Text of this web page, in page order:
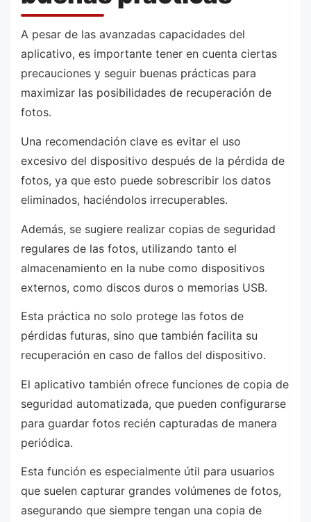
A pesar de las avanzadas capacidades del
aplicativo, es importante tener en cuenta ciertas
precauciones y seguir buenas prácticas para
maximizar las posibilidades de recuperación de
fotos.
Una recomendación clave es evitar el uso
excesivo del dispositivo después de la pérdida de
fotos, ya que esto puede sobrescribir los datos
eliminados, haciéndolos irrecuperables.
Además, se sugiere realizar copias de seguridad
regulares de las fotos, utilizando tanto el
almacenamiento en la nube como dispositivos
externos, como discos duros o memorias USB.
Esta práctica no solo protege las fotos de
pérdidas futuras, sino que también facilita su
recuperación en caso de fallos del dispositivo.
El aplicativo también ofrece funciones de copia de
seguridad automatizada, que pueden configurarse
para guardar fotos recién capturadas de manera
periódica.
Esta función es especialmente útil para usuarios
que suelen capturar grandes volúmenes de fotos,
asegurando que siempre tengan una copia de